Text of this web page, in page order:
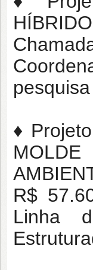
♦
R$
Linha